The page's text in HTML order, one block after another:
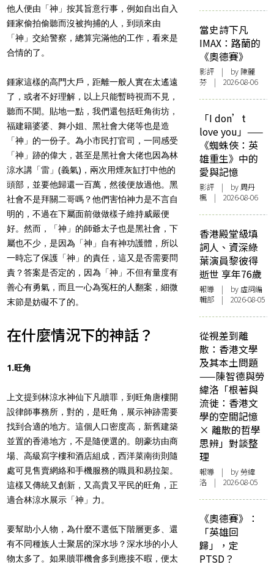
他人便由「神」按其旨意行事，例如自出自入
鍾家偷拍偷聽而沒被拘捕的人，到頭來由
「神」交給警察，總算完滿他的工作，看來是
合情的了。
鍾家這樣的高門大戶，距離一般人實在太遙遠
了，或者不好理解，以上只能暫時視而不見，
聽而不聞。貼地一點，我們還包括旺角街坊，
福建籍婆婆、舞小姐、黑社會大佬等也是造
「神」的一份子。為小市民打官司，一同感受
「神」跡的偉大，甚至是黑社會大佬也因為林
涼水講「雷」(義氣)，兩次用煙灰缸打中他的
頭部，並要他歸還一百萬，然後便放過他。黑
社會不是拜關二哥嗎？他們害怕神力是不言自
明的，不過在下屬面前做做樣子維持威嚴便
好。然而，「神」的師爺太子也是黑社會，下
屬也不少，是因為「神」自有神功護體，所以
一時忘了保護「神」的責任，這又是否需要問
責？答案是否定的，因為「神」不但有量度有
善心有勇氣，而且一心為冤枉的人翻案，細微
末節是妨礙不了的。
在什麼情況下的神話？
1.旺角
上文提到林涼水神仙下凡贖罪，到旺角唐樓開
設律師事務所，對的，是旺角，展示神跡需要
找到合適的地方。這個人口密度高，新舊建築
並置的香港地方，不是隨便選的。朗豪坊由商
場、高級寫字樓和酒店組成，西洋菜南街則隨
處可見售賣網絡和手機服務的職員和易拉架。
這樣又傳統又創新，又高貴又平民的旺角，正
適合林涼水展示「神」力。
要幫助小人物，為什麼不選低下階層更多、還
有不同種族人士聚居的深水埗？深水埗的小人
物太多了。如果贖罪機會多到應接不暇，便太
當史詩下凡
IMAX：路蘭的
《奧德賽》
影評 | by 陳麗
芬 | 2026-08-06
「I don’t
love you」——
《蜘蛛俠：英
雄重生》中的
愛與記憶
影評 | by周丹
楓 | 2026-08-06
香港殿堂級填
詞人、資深綠
葉演員黎彼得
逝世 享年76歲
報導 | by 虛詞編
輯部 | 2026-08-05
從視差到離
散：香港文學
及其本土問題
——陳智德與勞
緯洛「根著與
流徙：香港文
學的空間記憶
× 離散的哲學
思辨」對談整
理
報導 | by 勞緯
洛 | 2026-08-05
《奧德賽》：
「英雄回
歸」，定
PTSD？